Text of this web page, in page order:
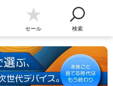
セール 検索